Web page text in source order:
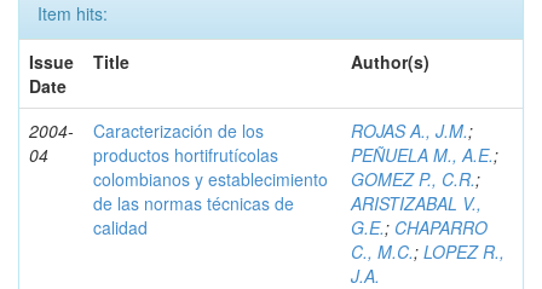
Item hits:
Issue
Date
Title Author(s)
2004-
04
Caracterización de los
productos hortifrutícolas
colombianos y establecimiento
de las normas técnicas de
calidad
ROJAS A., J.M.;
PEÑUELA M., A.E.;
GOMEZ P., C.R.;
ARISTIZABAL V.,
G.E.; CHAPARRO
C., M.C.; LOPEZ R.,
J.A.